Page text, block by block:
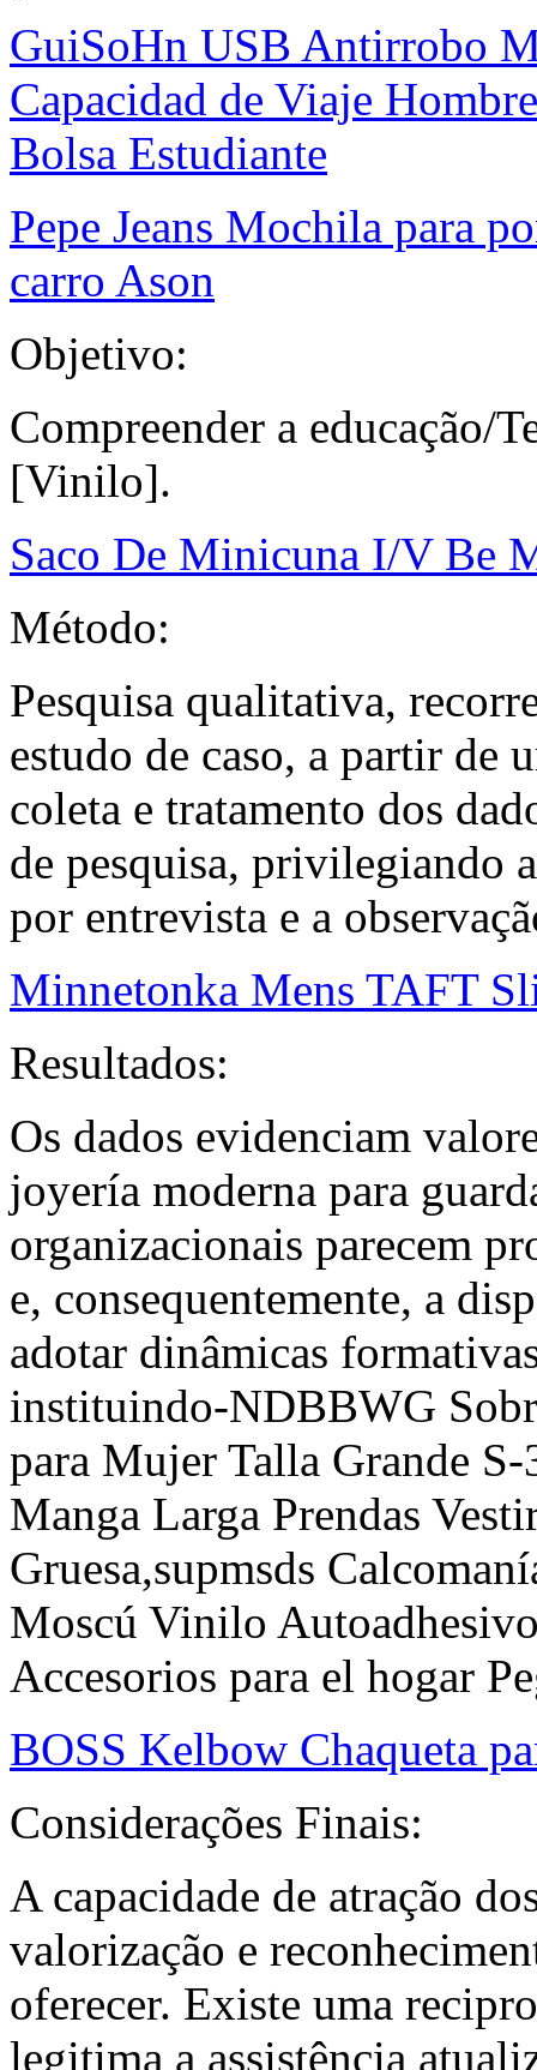
GuiSoHn USB Antirrobo
Capacidad de Viaje
Bolsa Estudiante
Pepe Jeans Mochila para
carro Ason
Objetivo:
Compreender a educação/
[Vinilo].
Saco De Minicuna I/V Be
Método:
Pesquisa qualitativa,
estudo de caso, a partir de
coleta e tratamento dos
de pesquisa, privilegiando
por entrevista e a
Minnetonka Mens TAFT
Resultados:
Os dados evidenciam
joyería moderna para
organizacionais parecem
e, consequentemente, a
adotar dinâmicas
instituindo-NDBBWG
para Mujer Talla Grande
Manga Larga Prendas
Gruesa,supmsds
Moscú Vinilo
Accesorios para el hogar
BOSS Kelbow Chaqueta
Considerações Finais:
A capacidade de atração
valorização e
oferecer. Existe uma
legitima a assistência